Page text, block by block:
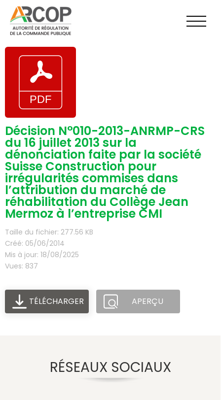
contenu
Décision N°010-2013-ANRMP-CRS
du 16 juillet 2013 sur la
dénonciation faite par la société
Suisse Construction pour
irrégularités commises dans
l’attribution du marché de
réhabilitation du Collège Jean
Mermoz à l’entreprise CMI
Taille du fichier: 277.56 KB
Créé: 05/06/2014
Mis à jour: 18/08/2025
Vues: 837
TÉLÉCHARGER APERÇU
RÉSEAUX SOCIAUX